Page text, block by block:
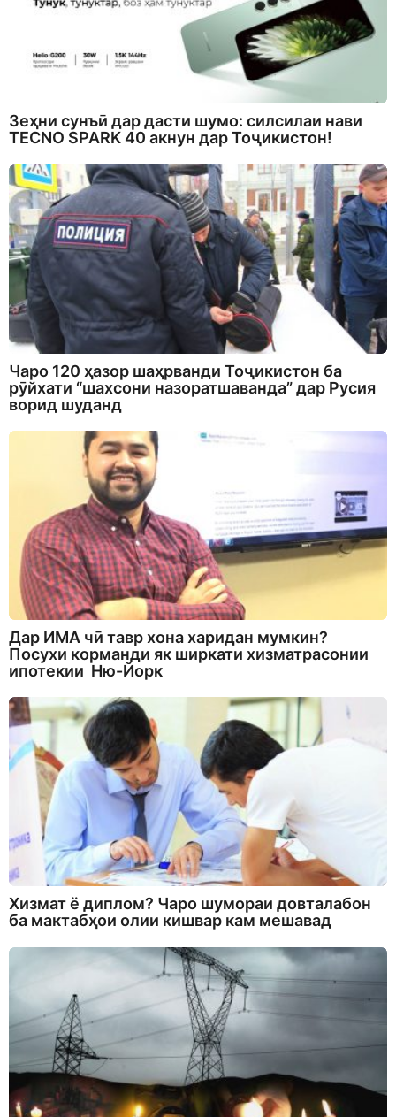
Зеҳни сунъӣ дар дасти шумо: силсилаи нави
TECNO SPARK 40 акнун дар Тоҷикистон!
Чаро 120 ҳазор шаҳрванди Тоҷикистон ба
рӯйхати “шахсони назоратшаванда” дар Русия
ворид шуданд
Дар ИМА чӣ тавр хона харидан мумкин?
Посухи корманди як ширкати хизматрасонии
ипотекии Ню-Йорк
Хизмат ё диплом? Чаро шумораи довталабон
ба мактабҳои олии кишвар кам мешавад